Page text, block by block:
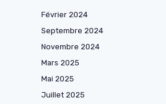
Février 2024
Septembre 2024
Novembre 2024
Mars 2025
Mai 2025
Juillet 2025